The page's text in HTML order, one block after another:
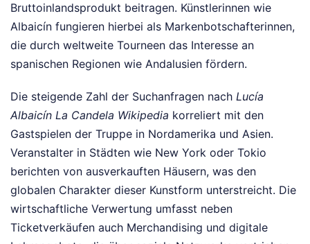
Bruttoinlandsprodukt beitragen. Künstlerinnen wie
Albaicín fungieren hierbei als Markenbotschafterinnen,
die durch weltweite Tourneen das Interesse an
spanischen Regionen wie Andalusien fördern.
Die steigende Zahl der Suchanfragen nach Lucía
Albaicín La Candela Wikipedia korreliert mit den
Gastspielen der Truppe in Nordamerika und Asien.
Veranstalter in Städten wie New York oder Tokio
berichten von ausverkauften Häusern, was den
globalen Charakter dieser Kunstform unterstreicht. Die
wirtschaftliche Verwertung umfasst neben
Ticketverkäufen auch Merchandising und digitale